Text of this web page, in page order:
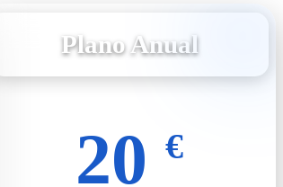
Plano Anual
20 €